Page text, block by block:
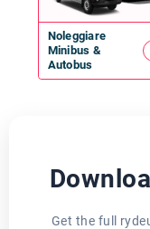
Noleggiare
Minibus &
Autobus
Get the full